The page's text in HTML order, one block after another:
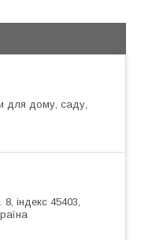
для дому, саду,
індекс 45403,